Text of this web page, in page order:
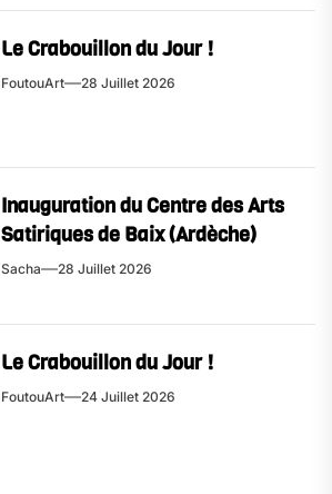
Le Crabouillon du Jour !
FoutouArt 28 Juillet 2026
Inauguration du Centre des Arts
Satiriques de Baix (Ardèche)
Sacha 28 Juillet 2026
Le Crabouillon du Jour !
FoutouArt 24 Juillet 2026